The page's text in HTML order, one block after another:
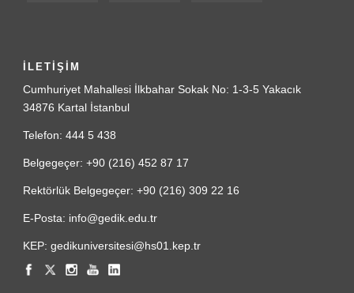
İLETİŞİM
Cumhuriyet Mahallesi İlkbahar Sokak No: 1-3-5 Yakacık
34876 Kartal İstanbul
Telefon: 444 5 438
Belgegeçer: +90 (216) 452 87 17
Rektörlük Belgegeçer: +90 (216) 309 22 16
E-Posta: info@gedik.edu.tr
KEP: gedikuniversitesi@hs01.kep.tr